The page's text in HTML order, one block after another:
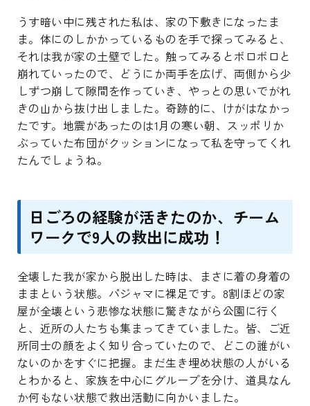
うす暗い中に残された私は、家の下敷きになったま
ま。体にのしかかっているものを手で探ってみると、
それは我が家の土壁でした。触ってみるとボロボロと
崩れていったので、どうにか両手を広げ、両側から少
しずつ崩して隙間を作っていき、やっとの思いでがれ
きの山から抜け出しました。奇跡的に、けがはなかっ
たです。地震があったのは1月の寒い朝、スッポリか
ぶっていた布団がクッションになって私を守ってくれ
たんでしょうね。
日ごろの経験が活きたのか、チーム
ワークで9人の救出に成功！
全壊した我が家から脱出した時は、まさに着の身着の
ままという状態。パジャマに裸足です。8割ほどの家
屋が全壊という悲惨な状態に驚きながら公園に行く
と、近所の人たちも集まってきていました。皆、ご近
所同士の顔をよく知り合っていたので、どこの誰がい
ないのかをすぐに把握。まだ生き埋め状態の人がいる
とわかると、家族を中心にグループを分け、道具なん
か何もない状態で救出活動に向かいました。